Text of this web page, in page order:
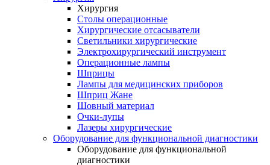
Хирургия
Столы операционные
Хирургические отсасыватели
Светильники хирургические
Электрохирургический инструмент
Операционные лампы
Шприцы
Лампы для медицинских приборов
Шприц Жане
Шовный материал
Очки-лупы
Лазеры хирургические
Оборудование для функциональной диагностики
Оборудование для функциональной
диагностики